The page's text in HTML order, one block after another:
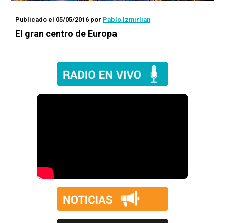
Publicado el 05/05/2016 por Pablo Izmirlian
El gran centro de Europa